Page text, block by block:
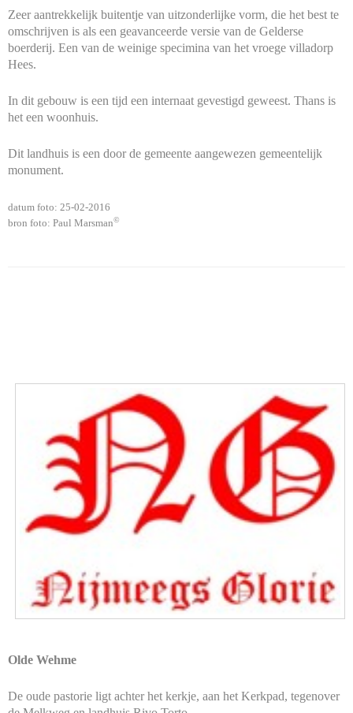
Zeer aantrekkelijk buitentje van uitzonderlijke vorm, die het best te
omschrijven is als een geavanceerde versie van de Gelderse
boerderij. Een van de weinige specimina van het vroege villadorp
Hees.
In dit gebouw is een tijd een internaat gevestigd geweest. Thans is
het een woonhuis.
Dit landhuis is een door de gemeente aangewezen gemeentelijk
monument.
datum foto: 25-02-2016
bron foto: Paul Marsman©
Olde Wehme
De oude pastorie ligt achter het kerkje, aan het Kerkpad, tegenover